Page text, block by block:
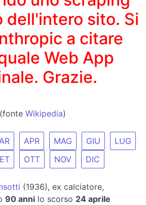
dell'intero sito. Si
a citare
Web App
Grazie.
(fonte Wikipedia)
APR MAG GIU
LUG
OTT NOV DIC
(1936), ex calciatore,
90 anni lo scorso 24 aprile